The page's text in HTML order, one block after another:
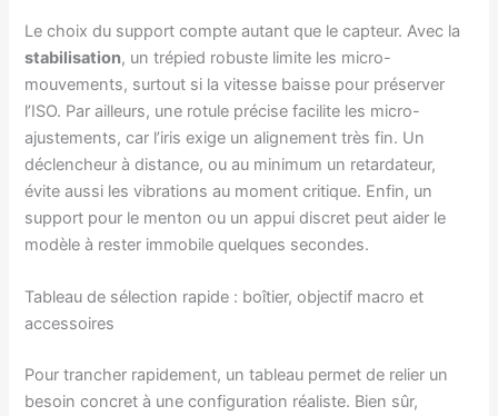
Le choix du support compte autant que le capteur. Avec la
stabilisation, un trépied robuste limite les micro-
mouvements, surtout si la vitesse baisse pour préserver
l’ISO. Par ailleurs, une rotule précise facilite les micro-
ajustements, car l’iris exige un alignement très fin. Un
déclencheur à distance, ou au minimum un retardateur,
évite aussi les vibrations au moment critique. Enfin, un
support pour le menton ou un appui discret peut aider le
modèle à rester immobile quelques secondes.
Tableau de sélection rapide : boîtier, objectif macro et
accessoires
Pour trancher rapidement, un tableau permet de relier un
besoin concret à une configuration réaliste. Bien sûr,